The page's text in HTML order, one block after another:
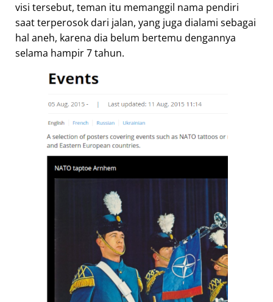
visi tersebut, teman itu memanggil nama pendiri
saat terperosok dari jalan, yang juga dialami sebagai
hal aneh, karena dia belum bertemu dengannya
selama hampir 7 tahun.